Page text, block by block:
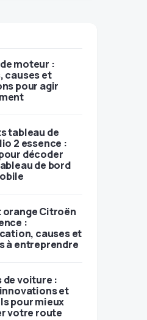
moteur :
causes et
pour agir
tableau de
2 essence :
décoder
de bord
orange Citroën
:
causes et
à entreprendre
de voiture :
et
pour mieux
votre route